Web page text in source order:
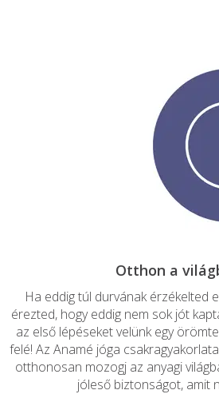
Ha eddig túl durvának érzékelted
érezted, hogy eddig nem sok jót
az első lépéseket velünk egy
felé! Az Anamé jóga
otthonosan mozogj az anyagi
jóleső biztonságot, amit